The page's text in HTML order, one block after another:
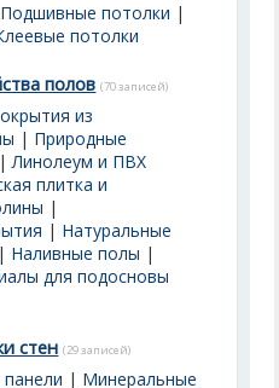
Подшивные потолки |
потолки
полов (70 записей)
из
| Природные
|Линолеум и ПВХ
плитка и
|
| Натуральные
| Наливные полы |
для подосновы
стен (29 записей)
| Минеральные